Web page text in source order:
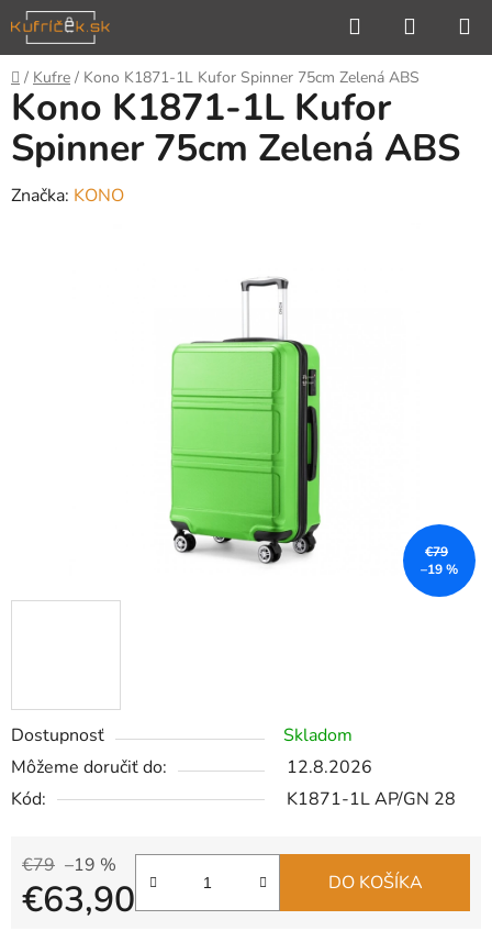
Prejsť
na
obsah
Hľadať
KOŠÍK
Domov
/ Kufre / Kono K1871-1L Kufor Spinner 75cm Zelená ABS
Dostupnosť
Skladom
Môžeme doručiť do:
12.8.2026
Kód:
K1871-1L AP/GN 28
€79 –19 %
€63,90 DO KOŠÍKA
Kono K1871-1L Kufor
Spinner 75cm Zelená ABS
Značka: KONO
€79
–19 %